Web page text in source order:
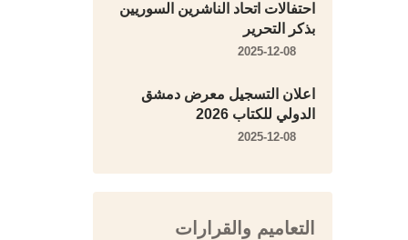
احتفالات اتحاد الناشرين السوريين
بذكر التحرير
اعلان التسجيل معرض دمشق
الدولي للكتاب 2026
التعاميم والقرارات